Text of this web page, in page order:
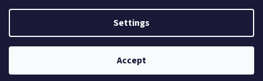
Settings
Accept